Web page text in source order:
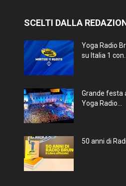
SCELTI DALLA
Yoga Radio
su Italia 1
Grande festa
Yoga Radio...
50 anni di